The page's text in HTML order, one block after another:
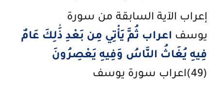
إعراب الآية السابقة من سورة
يوسف اعراب ثُمَّ يَأْتِي مِن بَعْدِ ذَٰلِكَ عَامٌ
فِيهِ يُغَاثُ النَّاسُ وَفِيهِ يَعْصِرُونَ
(49)اعراب سورة يوسف